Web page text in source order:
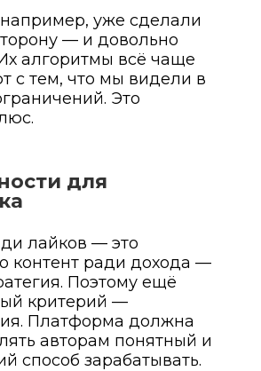
уже сделали
— и довольно
алгоритмы всё чаще
с тем, что мы видели в
Это
для
лайков — это
контент ради дохода —
Поэтому ещё
критерий —
Платформа должна
авторам понятный и
способ зарабатывать.